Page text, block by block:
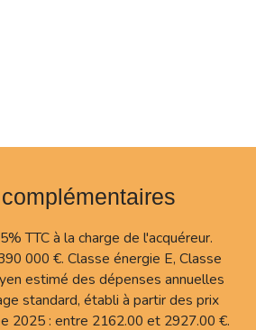
TTC à la charge de l'acquéreur.
000 €. Classe énergie E, Classe
estimé des dépenses annuelles
standard, établi à partir des prix
2025 : entre 2162.00 et 2927.00 €.